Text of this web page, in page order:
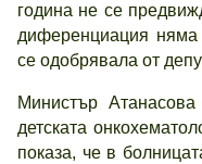
година не се
диференциация
се одобрявала от
Министър
детската
показа, че в